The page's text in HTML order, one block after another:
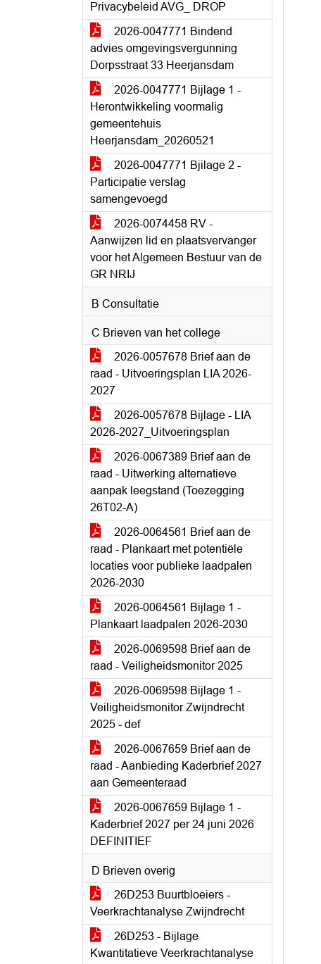
Privacybeleid AVG_ DROP
2026-0047771 Bindend
advies omgevingsvergunning
Dorpsstraat 33 Heerjansdam
2026-0047771 Bijlage 1 -
Herontwikkeling voormalig
gemeentehuis
Heerjansdam_20260521
2026-0047771 Bjilage 2 -
Participatie verslag
samengevoegd
2026-0074458 RV -
Aanwijzen lid en plaatsvervanger
voor het Algemeen Bestuur van de
GR NRIJ
B Consultatie
C Brieven van het college
2026-0057678 Brief aan de
raad - Uitvoeringsplan LIA 2026-
2027
2026-0057678 Bijlage - LIA
2026-2027_Uitvoeringsplan
2026-0067389 Brief aan de
raad - Uitwerking alternatieve
aanpak leegstand (Toezegging
26T02-A)
2026-0064561 Brief aan de
raad - Plankaart met potentiële
locaties voor publieke laadpalen
2026-2030
2026-0064561 Bijlage 1 -
Plankaart laadpalen 2026-2030
2026-0069598 Brief aan de
raad - Veiligheidsmonitor 2025
2026-0069598 Bijlage 1 -
Veiligheidsmonitor Zwijndrecht
2025 - def
2026-0067659 Brief aan de
raad - Aanbieding Kaderbrief 2027
aan Gemeenteraad
2026-0067659 Bijlage 1 -
Kaderbrief 2027 per 24 juni 2026
DEFINITIEF
D Brieven overig
26D253 Buurtbloeiers -
Veerkrachtanalyse Zwijndrecht
26D253 - Bijlage
Kwantitatieve Veerkrachtanalyse